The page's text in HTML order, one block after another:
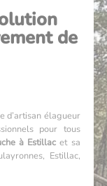
de
d’artisan élagueur
pour tous
à Estillacet sa
Estillac,